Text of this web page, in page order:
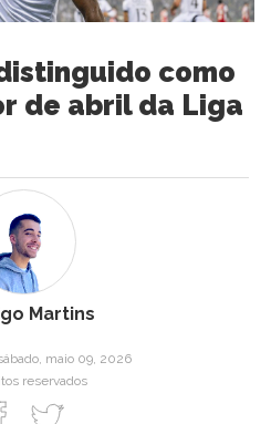
como
de abril da Liga
Martins
maio 09, 2026
reservados